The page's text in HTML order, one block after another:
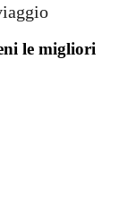
le migliori